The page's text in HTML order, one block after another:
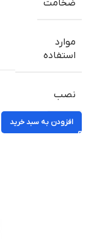
ضخامت
موارد
استفاده
نصب
افزودن به سبد خرید